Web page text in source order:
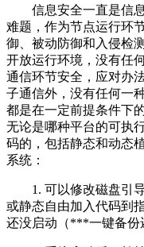
信息安全一直是信
难题，作为节点运行环
御、被动防御和入侵检
开放运行环境，没有任
通信环节安全，应对办
子通信外，没有任何一
都是在一定前提条件下
无论是哪种平台的可执
码的，包括静态和动态
系统：
1. 可以修改磁盘引
或静态自由加入代码到
还没启动（***一键备份